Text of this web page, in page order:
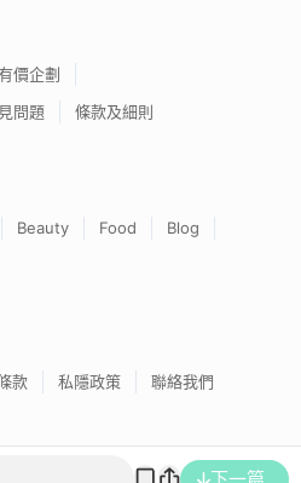
價企劃
問題 條款及細則
Beauty Food
Blog
款 私隱政策 聯絡我們